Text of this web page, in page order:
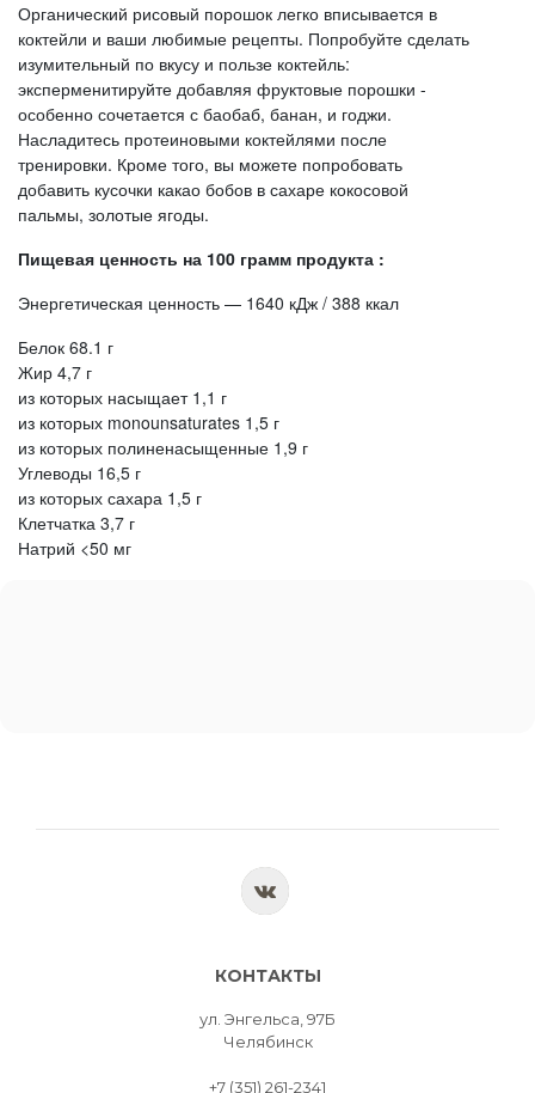
Органический рисовый порошок легко вписывается в
коктейли и ваши любимые рецепты. Попробуйте сделать
изумительный по вкусу и пользе коктейль:
эксперменитируйте добавляя фруктовые порошки -
особенно сочетается с баобаб, банан, и годжи.
Насладитесь протеиновыми коктейлями после
тренировки. Кроме того, вы можете попробовать
добавить кусочки какао бобов в сахаре кокосовой
пальмы, золотые ягоды.
Пищевая ценность на 100 грамм продукта :
Энергетическая ценность — 1640 кДж / 388 ккал
Белок 68.1 г
Жир 4,7 г
из которых насыщает 1,1 г
из которых monounsaturates 1,5 г
из которых полиненасыщенные 1,9 г
Углеводы 16,5 г
из которых сахара 1,5 г
Клетчатка 3,7 г
Натрий <50 мг
КОНТАКТЫ
ул. Энгельса, 97Б
Челябинск
+7 (351) 261-2341